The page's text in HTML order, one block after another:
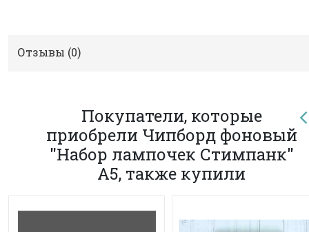
Отзывы (0)
Покупатели, которые
приобрели Чипборд фоновый
"Набор лампочек Стимпанк"
А5, также купили